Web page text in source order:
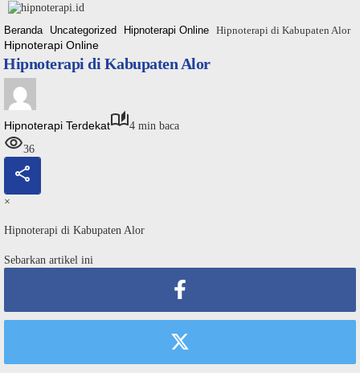
Langsung
konten
Beranda Uncategorized Hipnoterapi Online Hipnoterapi di Kabupaten Alor
Hipnoterapi Online
Hipnoterapi di Kabupaten Alor
Hipnoterapi Terdekat
4 min baca
36
×
Hipnoterapi di Kabupaten Alor
Sebarkan artikel ini